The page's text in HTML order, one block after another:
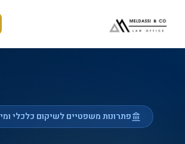
פתרונות משפטיים לשיקום כלכלי